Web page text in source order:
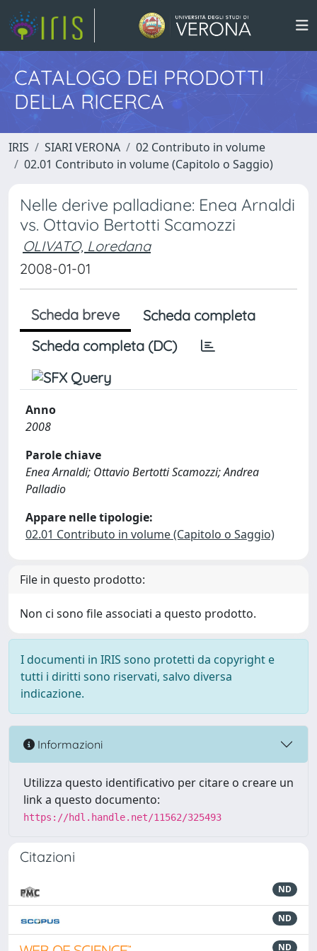
CATALOGO DEI PRODOTTI
DELLA RICERCA
IRIS SIARI VERONA
02 Contributo in volume
02.01 Contributo in volume (Capitolo o Saggio)
Nelle derive palladiane: Enea Arnaldi
vs. Ottavio Bertotti Scamozzi
OLIVATO, Loredana
2008-01-01
Scheda breve
Scheda completa
Scheda completa (DC)
Anno
2008
Parole chiave
Enea Arnaldi; Ottavio Bertotti Scamozzi; Andrea
Palladio
Appare nelle tipologie:
02.01 Contributo in volume (Capitolo o Saggio)
File in questo prodotto:
Non ci sono file associati a questo prodotto.
I documenti in IRIS sono protetti da copyright e
tutti i diritti sono riservati, salvo diversa
indicazione.
Informazioni
Utilizza questo identificativo per citare o creare un
link a questo documento:
https://hdl.handle.net/11562/325493
Citazioni
ND
ND
ND